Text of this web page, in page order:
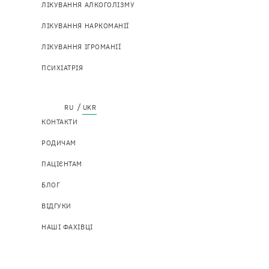
навіґація
ЛІКУВАННЯ АЛКОГОЛІЗМУ
ЛІКУВАННЯ НАРКОМАНІЇ
ЛІКУВАННЯ ІГРОМАНІЇ
ПСИХІАТРІЯ
Top
menu
КОНТАКТИ
РОДИЧАМ
ПАЦІЄНТАМ
БЛОГ
ВІДГУКИ
НАШІ ФАХІВЦІ